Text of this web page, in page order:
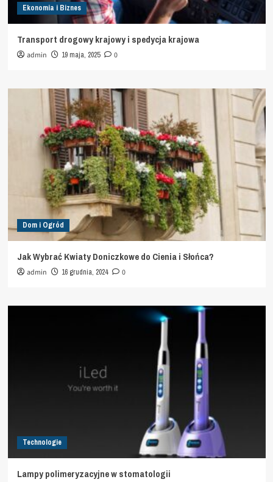
Ekonomia i Biznes
Transport drogowy krajowy i spedycja krajowa
admin 19 maja, 2025 0
Dom i Ogród
Jak Wybrać Kwiaty Doniczkowe do Cienia i Słońca?
admin 16 grudnia, 2024 0
Technologie
Lampy polimeryzacyjne w stomatologii